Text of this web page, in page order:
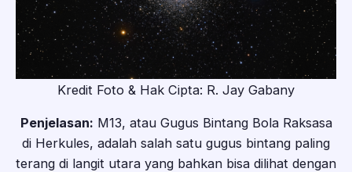
Kredit Foto & Hak Cipta: R. Jay Gabany
Penjelasan: M13, atau Gugus Bintang Bola Raksasa
di Herkules, adalah salah satu gugus bintang paling
terang di langit utara yang bahkan bisa dilihat dengan